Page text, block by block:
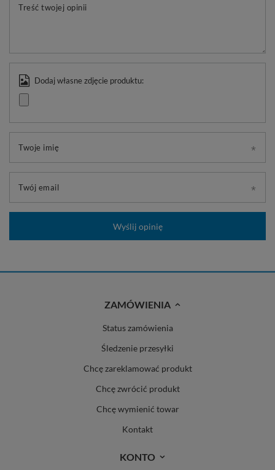
Treść twojej opinii
Dodaj własne zdjęcie produktu:
Twoje imię
Twój email
Wyślij opinię
ZAMÓWIENIA
Status zamówienia
Śledzenie przesyłki
Chcę zareklamować produkt
Chcę zwrócić produkt
Chcę wymienić towar
Kontakt
KONTO